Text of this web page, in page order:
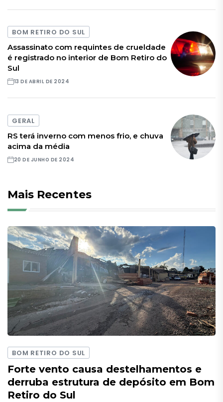
BOM RETIRO DO SUL
Assassinato com requintes de crueldade
é registrado no interior de Bom Retiro do
Sul
13 DE ABRIL DE 2024
GERAL
RS terá inverno com menos frio, e chuva
acima da média
20 DE JUNHO DE 2024
Mais Recentes
BOM RETIRO DO SUL
Forte vento causa destelhamentos e
derruba estrutura de depósito em Bom
Retiro do Sul